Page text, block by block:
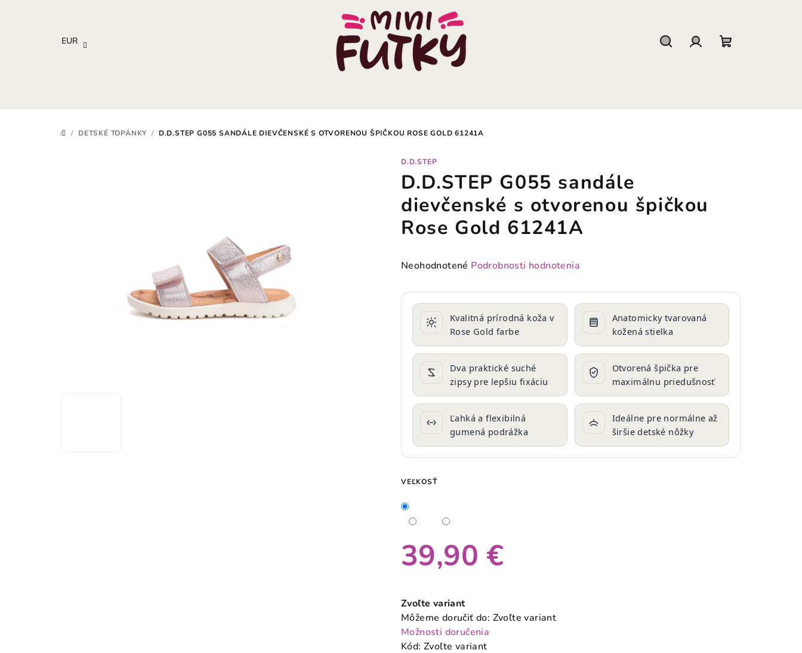
EUR
DOMOV
/ DETSKÉ TOPÁNKY / D.D.STEP G055 SANDÁLE DIEVČENSKÉ S OTVORENOU ŠPIČKOU ROSE GOLD 61241A
D.D.STEP
D.D.STEP G055 sandále
dievčenské s otvorenou špičkou
Rose Gold 61241A
Priemerné
produktu
hviezdičiek.
Neohodnotené Podrobnosti hodnotenia
Kvalitná prírodná koža v
Rose Gold farbe
Anatomicky tvarovaná
kožená stielka
Dva praktické suché
zipsy pre lepšiu fixáciu
Otvorená špička pre
maximálnu priedušnosť
Ľahká a flexibilná
gumená podrážka
Ideálne pre normálne až
širšie detské nôžky
VEĽKOSŤ
39,90 €
cena:
Zvoľte variant
Môžeme doručiť do: Zvoľte variant
Možnosti doručenia
Kód: Zvoľte variant